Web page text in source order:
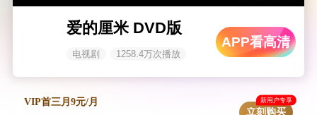
爱的厘米 DVD版
电视剧 1258.4万次播放
APP看高清
VIP首三月9元/月 新用户专享
立刻购买